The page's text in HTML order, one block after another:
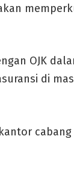
OJK
di
cabang